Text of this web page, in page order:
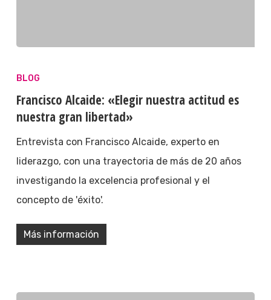
BLOG
Francisco Alcaide: «Elegir nuestra actitud es
nuestra gran libertad»
Entrevista con Francisco Alcaide, experto en
liderazgo, con una trayectoria de más de 20 años
investigando la excelencia profesional y el
concepto de 'éxito'.
Más información